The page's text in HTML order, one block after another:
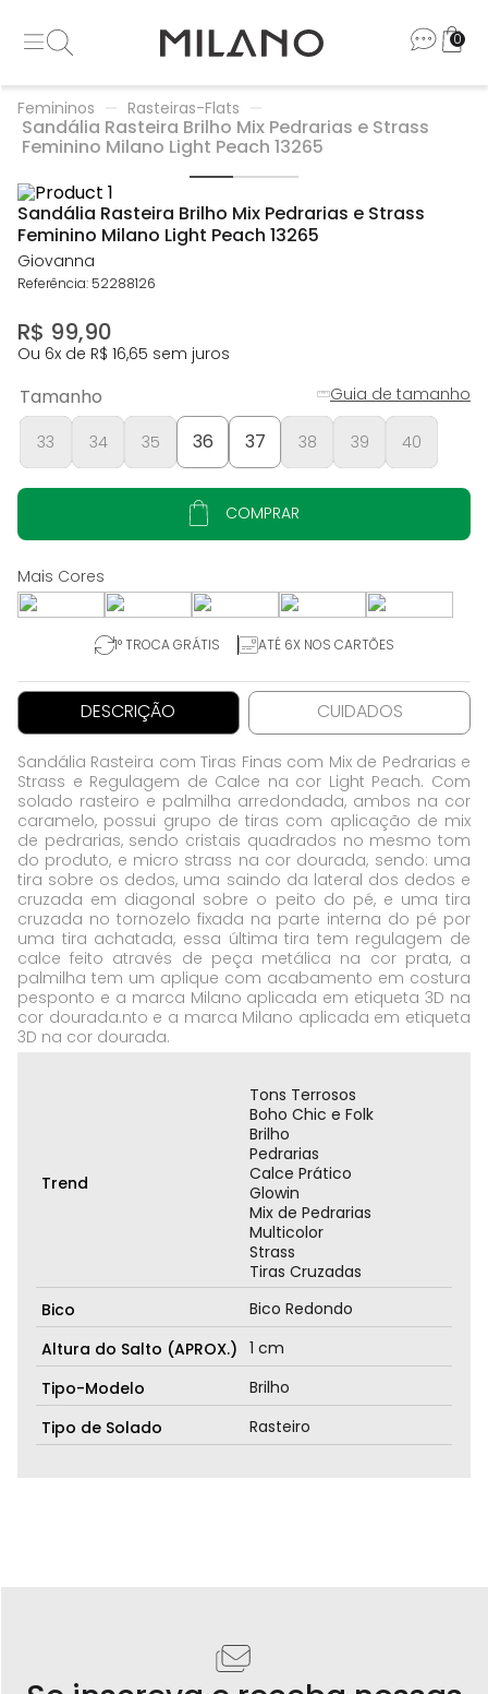
0
Femininos Rasteiras-Flats
Sandália Rasteira Brilho Mix Pedrarias e Strass
Feminino Milano Light Peach 13265
Sandália Rasteira Brilho Mix Pedrarias e Strass
Feminino Milano Light Peach 13265
Giovanna
Referência: 52288126
R$ 99,90
Ou 6x de R$ 16,65 sem juros
Tamanho
33 34 35 36 37 38 39 40
Guia de tamanho
COMPRAR
1° TROCA GRÁTIS ATÉ 6X NOS CARTÕES
DESCRIÇÃO CUIDADOS
Sandália Rasteira com Tiras Finas com Mix de Pedrarias e
Strass e Regulagem de Calce na cor Light Peach. Com
solado rasteiro e palmilha arredondada, ambos na cor
caramelo, possui grupo de tiras com aplicação de mix
de pedrarias, sendo cristais quadrados no mesmo tom
do produto, e micro strass na cor dourada, sendo: uma
tira sobre os dedos, uma saindo da lateral dos dedos e
cruzada em diagonal sobre o peito do pé, e uma tira
cruzada no tornozelo fixada na parte interna do pé por
uma tira achatada, essa última tira tem regulagem de
calce feito através de peça metálica na cor prata, a
palmilha tem um aplique com acabamento em costura
pesponto e a marca Milano aplicada em etiqueta 3D na
cor dourada.nto e a marca Milano aplicada em etiqueta
3D na cor dourada.
Trend
Tons Terrosos
Boho Chic e Folk
Brilho
Pedrarias
Calce Prático
Glowin
Mix de Pedrarias
Multicolor
Strass
Tiras Cruzadas
Bico
Bico Redondo
Altura do Salto (APROX.) 1 cm
Tipo-Modelo
Brilho
Tipo de Solado
Rasteiro